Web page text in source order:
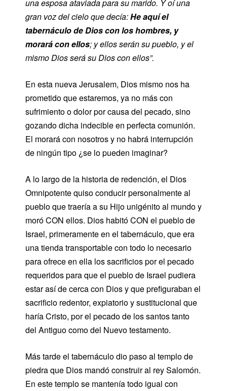
una esposa ataviada para su marido. Y oí una
gran voz del cielo que decía:He aquí el
tabernáculo de Dios con los hombres, y
morará con ellos; y ellos serán su pueblo, y el
mismo Dios será su Dios con ellos”.
En esta nueva Jerusalem, Dios mismo nos ha
prometido que estaremos, ya no más con
sufrimiento o dolor por causa del pecado, sino
gozando dicha indecible en perfecta comunión.
El morará con nosotros y no habrá interrupción
de ningún tipo ¿se lo pueden imaginar?
A lo largo de la historia de redención, el Dios
Omnipotente quiso conducir personalmente al
pueblo que traería a su Hijo unigénito al mundo y
moró CON ellos. Dios habitó CON el pueblo de
Israel, primeramente en el tabernáculo, que era
una tienda transportable con todo lo necesario
para ofrece en ella los sacrificios por el pecado
requeridos para que el pueblo de Israel pudiera
estar así de cerca con Dios y que prefiguraban el
sacrificio redentor, expiatorio y sustitucional que
haría Cristo, por el pecado de los santos tanto
del Antiguo como del Nuevo testamento.
Más tarde el tabernáculo dio paso al templo de
piedra que Dios mandó construir al rey Salomón.
En este templo se mantenía todo igual con